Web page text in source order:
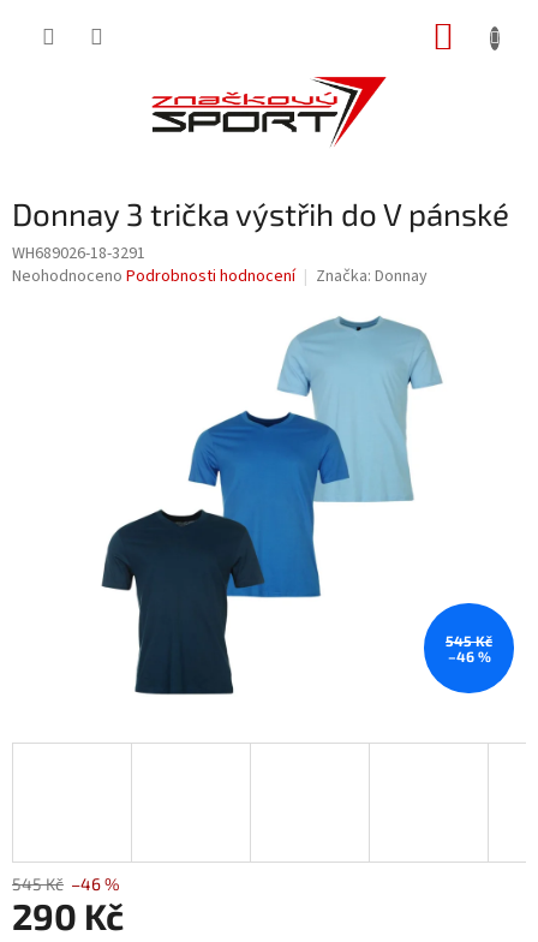
Donnay 3 trička výstřih do V pánské
WH689026-18-3291
Průměrné
Neohodnoceno Podrobnosti hodnocení Značka: Donnay
545 Kč
–46 %
545 Kč –46 %
290 Kč